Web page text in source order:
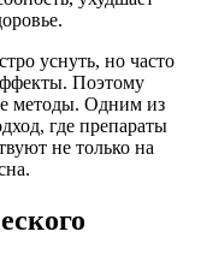
уснуть, но часто
Поэтому
методы. Одним из
где препараты
не только на